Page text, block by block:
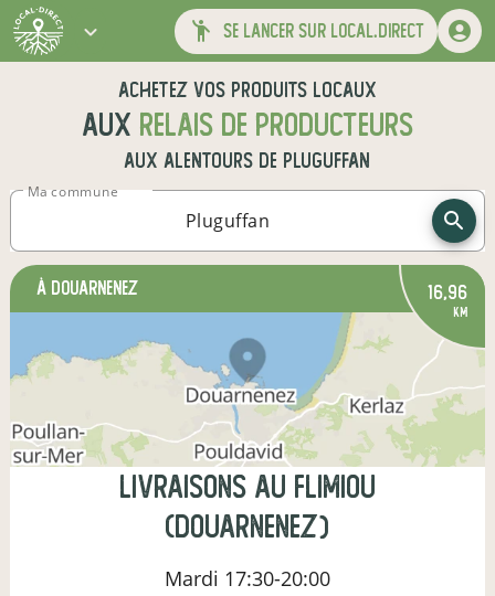
se lancer sur local.direct
Achetez vos produits locaux
aux relais de producteurs
aux alentours de Pluguffan
Ma commune
à Douarnenez 16,96
km
Livraisons au Flimiou
(Douarnenez)
Mardi 17:30-20:00